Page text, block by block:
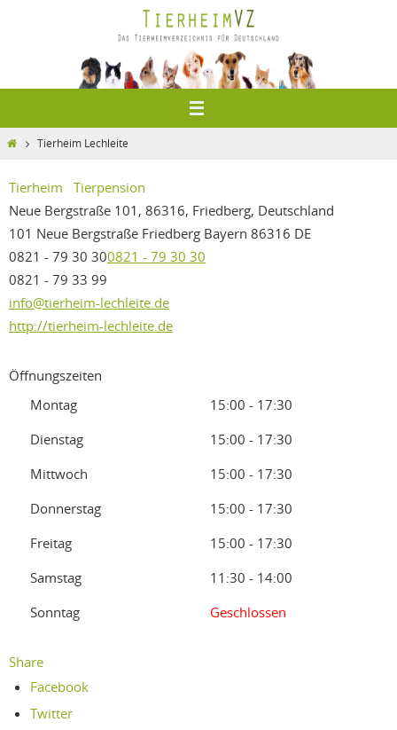
HomeTierheim Lechleite
Tierheim
Tierpension
Neue Bergstraße 101, 86316, Friedberg, Deutschland
101 Neue Bergstraße Friedberg Bayern 86316 DE
0821 - 79 30 300821 - 79 30 30
0821 - 79 33 99
info@tierheim-lechleite.de
http://tierheim-lechleite.de
Öffnungszeiten
Montag
15:00 - 17:30
Dienstag
15:00 - 17:30
Mittwoch
15:00 - 17:30
Donnerstag
15:00 - 17:30
Freitag
15:00 - 17:30
Samstag
11:30 - 14:00
Sonntag
Geschlossen
Share
Facebook
Twitter